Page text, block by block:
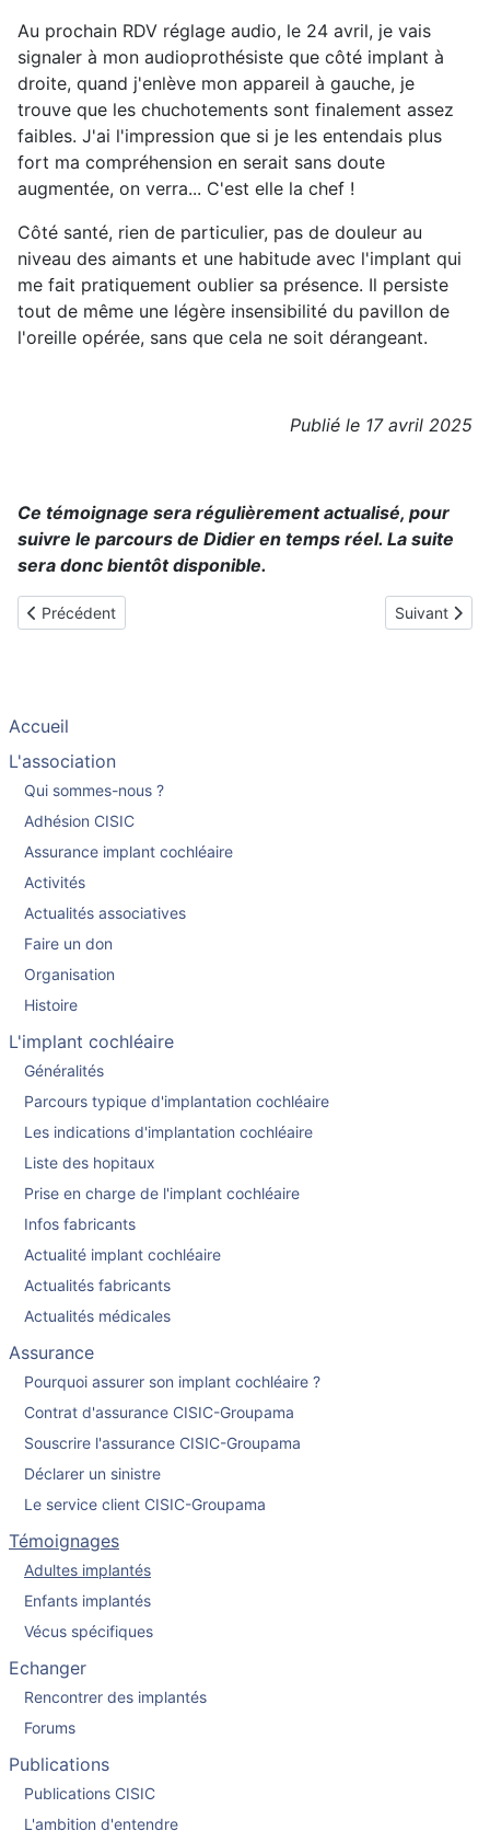
Au prochain RDV réglage audio, le 24 avril, je vais
signaler à mon audioprothésiste que côté implant à
droite, quand j'enlève mon appareil à gauche, je
trouve que les chuchotements sont finalement assez
faibles. J'ai l'impression que si je les entendais plus
fort ma compréhension en serait sans doute
augmentée, on verra... C'est elle la chef !
Côté santé, rien de particulier, pas de douleur au
niveau des aimants et une habitude avec l'implant qui
me fait pratiquement oublier sa présence. Il persiste
tout de même une légère insensibilité du pavillon de
l'oreille opérée, sans que cela ne soit dérangeant.
Publié le 17 avril 2025
Ce témoignage sera régulièrement actualisé, pour
suivre le parcours de Didier en temps réel. La suite
sera donc bientôt disponible.
Article précédent : Christian, implanté en 2022 puis en 2024
Précédent Article
Suivant
Accueil
L'association
Qui sommes-nous ?
Adhésion CISIC
Assurance implant cochléaire
Activités
Actualités associatives
Faire un don
Organisation
Histoire
L'implant cochléaire
Généralités
Parcours typique d'implantation cochléaire
Les indications d'implantation cochléaire
Liste des hopitaux
Prise en charge de l'implant cochléaire
Infos fabricants
Actualité implant cochléaire
Actualités fabricants
Actualités médicales
Assurance
Pourquoi assurer son implant cochléaire ?
Contrat d'assurance CISIC-Groupama
Souscrire l'assurance CISIC-Groupama
Déclarer un sinistre
Le service client CISIC-Groupama
Témoignages
Adultes implantés
Enfants implantés
Vécus spécifiques
Echanger
Rencontrer des implantés
Forums
Publications
Publications CISIC
L'ambition d'entendre